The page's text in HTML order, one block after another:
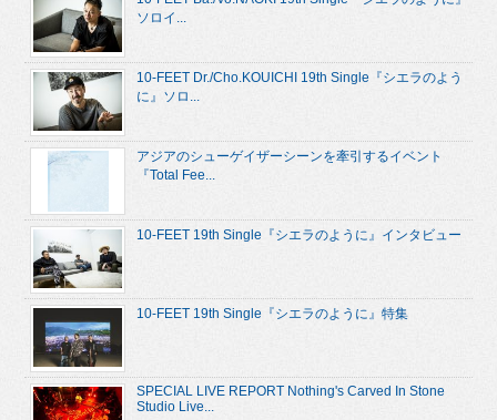
ソロイ...
10-FEET Dr./Cho.KOUICHI 19th Single『シエラのよう
に』ソロ...
アジアのシューゲイザーシーンを牽引するイベント
『Total Fee...
10-FEET 19th Single『シエラのように』インタビュー
10-FEET 19th Single『シエラのように』特集
SPECIAL LIVE REPORT Nothing's Carved In Stone
Studio Live...